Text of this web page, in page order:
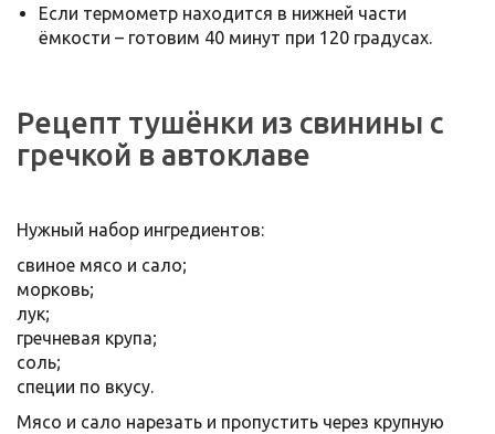
Если термометр находится в нижней части
ёмкости – готовим 40 минут при 120 градусах.
Рецепт тушёнки из свинины с
гречкой в автоклаве
Нужный набор ингредиентов:
свиное мясо и сало;
морковь;
лук;
гречневая крупа;
соль;
специи по вкусу.
Мясо и сало нарезать и пропустить через крупную